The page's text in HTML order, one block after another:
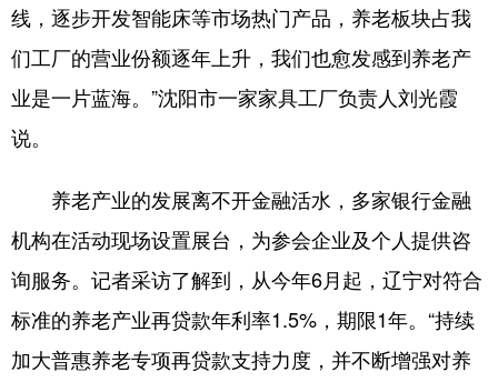
线，逐步开发智能床等市场热门产品，养老板块占我
们工厂的营业份额逐年上升，我们也愈发感到养老产
业是一片蓝海。”沈阳市一家家具工厂负责人刘光霞
说。
养老产业的发展离不开金融活水，多家银行金融
机构在活动现场设置展台，为参会企业及个人提供咨
询服务。记者采访了解到，从今年6月起，辽宁对符合
标准的养老产业再贷款年利率1.5%，期限1年。“持续
加大普惠养老专项再贷款支持力度，并不断增强对养